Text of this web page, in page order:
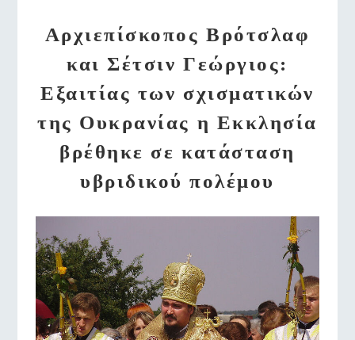
Αρχιεπίσκοπος Βρότσλαφ
και Σέτσιν Γεώργιος:
Εξαιτίας των σχισματικών
της Ουκρανίας η Εκκλησία
βρέθηκε σε κατάσταση
υβριδικού πολέμου